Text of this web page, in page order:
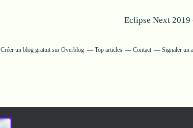
Eclipse Next
Créer un blog gratuit sur Overblog Top articles Contact Signaler un